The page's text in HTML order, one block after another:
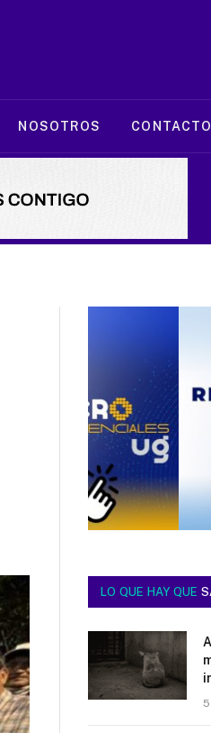
NOSOTROS CONTACTO
LO QUE HAY QUE